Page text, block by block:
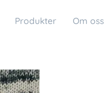
Produkter Om oss